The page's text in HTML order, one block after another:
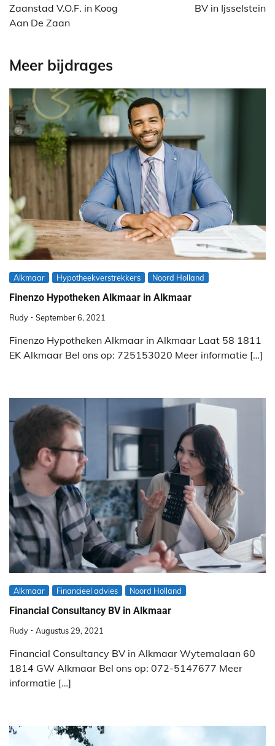
Zaanstad V.O.F. in Koog
Aan De Zaan
BV in Ijsselstein
Meer bijdrages
Alkmaar Hypotheekverstrekkers Noord Holland
Finenzo Hypotheken Alkmaar in Alkmaar
Rudy September 6, 2021
Finenzo Hypotheken Alkmaar in Alkmaar Laat 58 1811
EK Alkmaar Bel ons op: 725153020 Meer informatie […]
Alkmaar Financieel advies Noord Holland
Financial Consultancy BV in Alkmaar
Rudy Augustus 29, 2021
Financial Consultancy BV in Alkmaar Wytemalaan 60
1814 GW Alkmaar Bel ons op: 072-5147677 Meer
informatie […]